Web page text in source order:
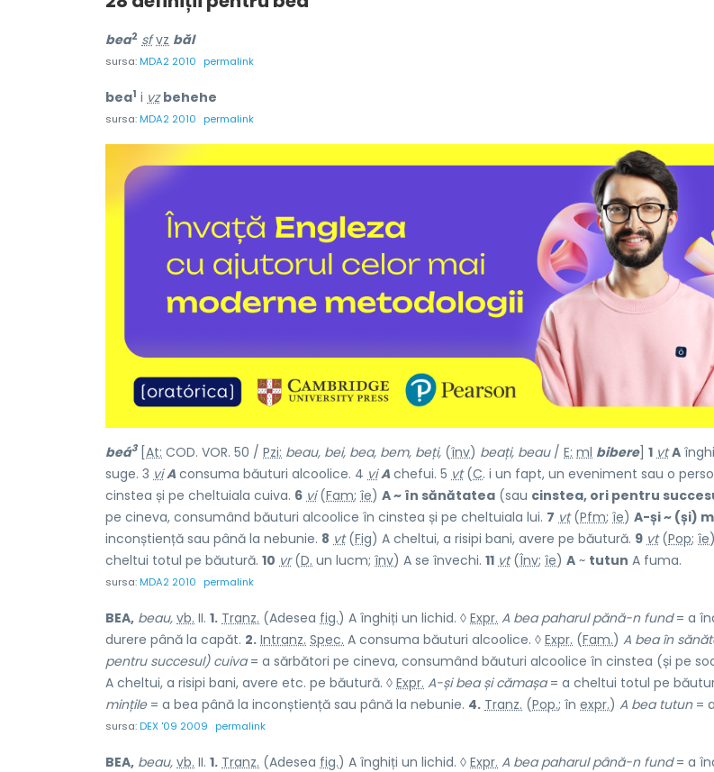
bea2 sf vz băl
sursa:MDA2 2010 permalink
bea1 i vz behehe
sursa:MDA2 2010 permalink
beá3[At: COD. VOR. 50 / Pzi: beau, bei, bea, bem, beți, (înv) beați, beau/ E: ml bibere] 1 vt A
suge. 3 vi A consuma băuturi alcoolice. 4 vi A chefui. 5 vt(C. i un fapt, un eveniment sau o
cinstea și pe cheltuiala cuiva. 6 vi(Fam; îe) A ~ în sănătatea (sau cinstea, ori pentru
pe cineva, consumând băuturi alcoolice în cinstea și pe cheltuiala lui. 7 vt(Pfm; îe) A-și ~ (și)
inconștiență sau până la nebunie. 8 vt(Fig) A cheltui, a risipi bani, avere pe băutură. 9 vt(Pop; îe)
cheltui totul pe băutură. 10 vr(D. un lucm; înv) A se învechi. 11 vt(Înv; îe) A ~ tutun A fuma.
sursa:MDA2 2010 permalink
BEA, beau, vb. II. 1. Tranz. (Adesea fig.) A înghiți un lichid. ◊ Expr. A bea paharul pănă-n fund= a
durere până la capăt. 2. Intranz. Spec. A consuma băuturi alcoolice. ◊ Expr. (Fam.) A bea în
pentru succesul) cuiva= a sărbători pe cineva, consumând băuturi alcoolice în cinstea (și pe
A cheltui, a risipi bani, avere etc. pe băutură. ◊ Expr. A-și bea și cămașa= a cheltui totul pe
mințile= a bea până la inconștiență sau până la nebunie. 4. Tranz. (Pop.; în expr.) A bea tutun=
sursa:DEX '09 2009 permalink
BEA, beau, vb. II. 1. Tranz. (Adesea fig.) A înghiți un lichid. ◊ Expr. A bea paharul până-n fund= a